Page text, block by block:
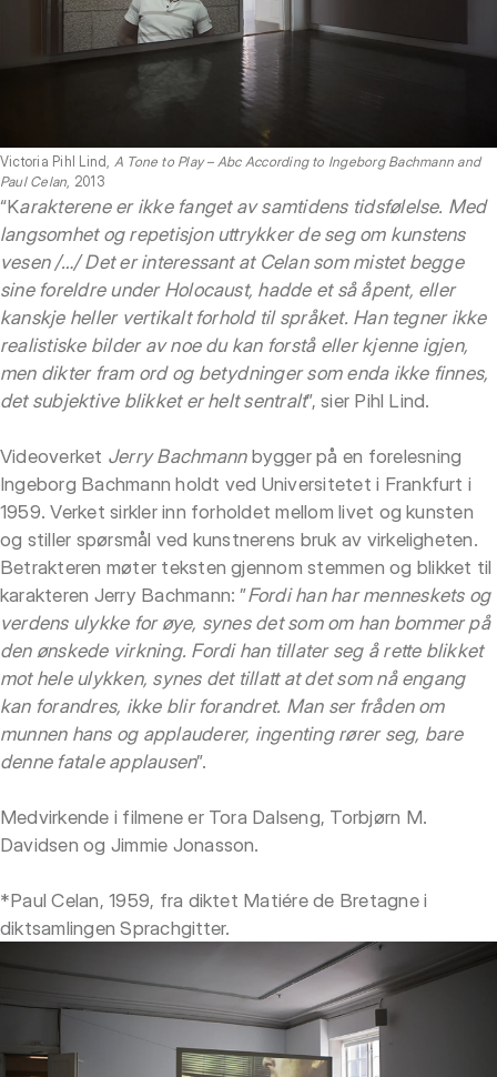
Victoria Pihl Lind, A Tone to Play – Abc According to Ingeborg Bachmann and
Paul Celan , 2013
“Karakterene er ikke fanget av samtidens tidsfølelse. Med
langsomhet og repetisjon uttrykker de seg om kunstens
vesen /…/ Det er interessant at Celan som mistet begge
sine foreldre under Holocaust, hadde et så åpent, eller
kanskje heller vertikalt forhold til språket. Han tegner ikke
realistiske bilder av noe du kan forstå eller kjenne igjen,
men dikter fram ord og betydninger som enda ikke finnes,
det subjektive blikket er helt sentralt”, sier Pihl Lind.
Videoverket Jerry Bachmannbygger på en forelesning
Ingeborg Bachmann holdt ved Universitetet i Frankfurt i
1959. Verket sirkler inn forholdet mellom livet og kunsten
og stiller spørsmål ved kunstnerens bruk av virkeligheten.
Betrakteren møter teksten gjennom stemmen og blikket til
karakteren Jerry Bachmann: ”Fordi han har menneskets og
verdens ulykke for øye, synes det som om han bommer på
den ønskede virkning. Fordi han tillater seg å rette blikket
mot hele ulykken, synes det tillatt at det som nå engang
kan forandres, ikke blir forandret. Man ser fråden om
munnen hans og applauderer, ingenting rører seg, bare
denne fatale applausen”.
Medvirkende i filmene er Tora Dalseng, Torbjørn M.
Davidsen og Jimmie Jonasson.
*Paul Celan, 1959, fra diktet Matiére de Bretagne i
diktsamlingen Sprachgitter.